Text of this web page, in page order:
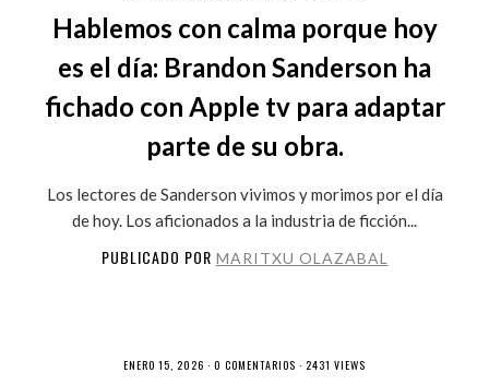
Hablemos con calma porque hoy
es el día: Brandon Sanderson ha
fichado con Apple tv para adaptar
parte de su obra.
Los lectores de Sanderson vivimos y morimos por el día
de hoy. Los aficionados a la industria de ficción...
PUBLICADO POR MARITXU OLAZABAL
ENERO 15, 2026 · 0 COMENTARIOS · 2431 VIEWS